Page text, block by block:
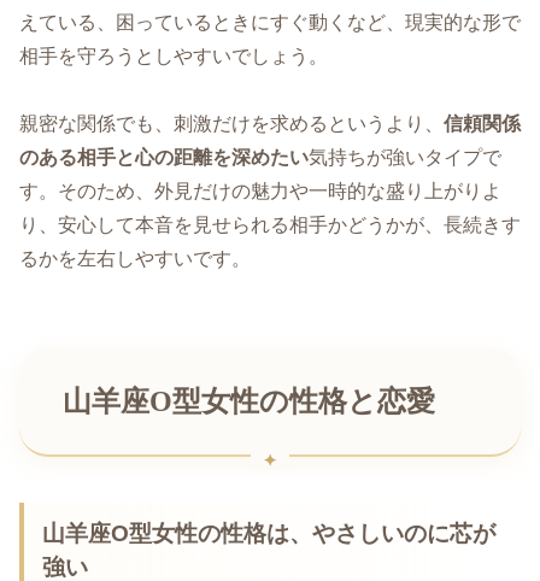
えている、困っているときにすぐ動くなど、現実的な形で
相手を守ろうとしやすいでしょう。
親密な関係でも、刺激だけを求めるというより、 信頼関係
のある相手と心の距離を深めたい気持ちが強いタイプで
す。そのため、外見だけの魅力や一時的な盛り上がりよ
り、安心して本音を見せられる相手かどうかが、長続きす
るかを左右しやすいです。
山羊座O型女性の性格と恋愛
山羊座O型女性の性格は、やさしいのに芯が
強い